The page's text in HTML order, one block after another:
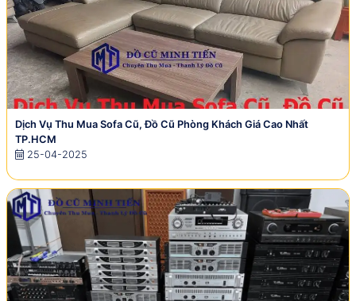
Dịch Vụ Thu Mua Sofa Cũ, Đồ Cũ Phòng Khách Giá Cao Nhất
TP.HCM
25-04-2025